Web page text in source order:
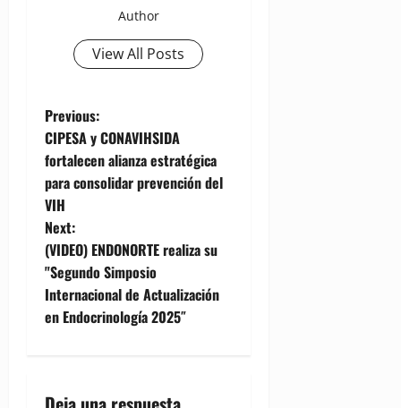
Author
View All Posts
P
o
s
t
n
a
i
Previous:
CIPESA y CONAVIHSIDA
fortalecen alianza estratégica
para consolidar prevención del
VIH
Next:
(VIDEO) ENDONORTE realiza su
"Segundo Simposio
Internacional de Actualización
en Endocrinología 2025″